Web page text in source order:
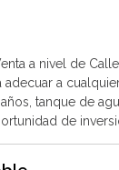
a nivel de
adecuar a
tanque de